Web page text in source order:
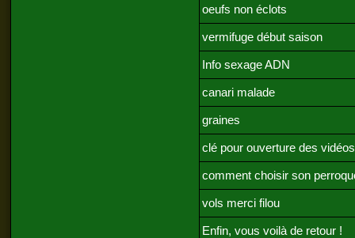
oeufs non éclots
vermifuge début saison
Info sexage ADN
canari malade
graines
clé pour ouverture des vidéos
comment choisir son
vols merci filou
Enfin, vous voilà de retour !